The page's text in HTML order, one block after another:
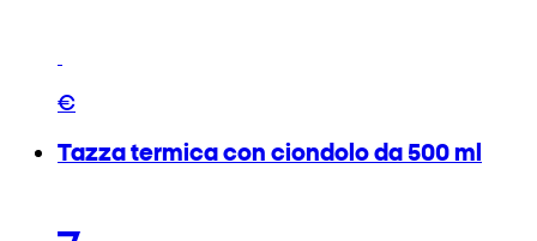
€
Tazza termica con ciondolo da 500 ml